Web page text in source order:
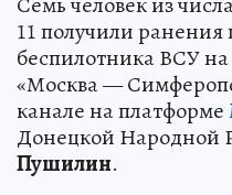
11 получили ранения
беспилотника ВСУ
«Москва —
канале на платформе
Донецкой Народной
Пушилин.